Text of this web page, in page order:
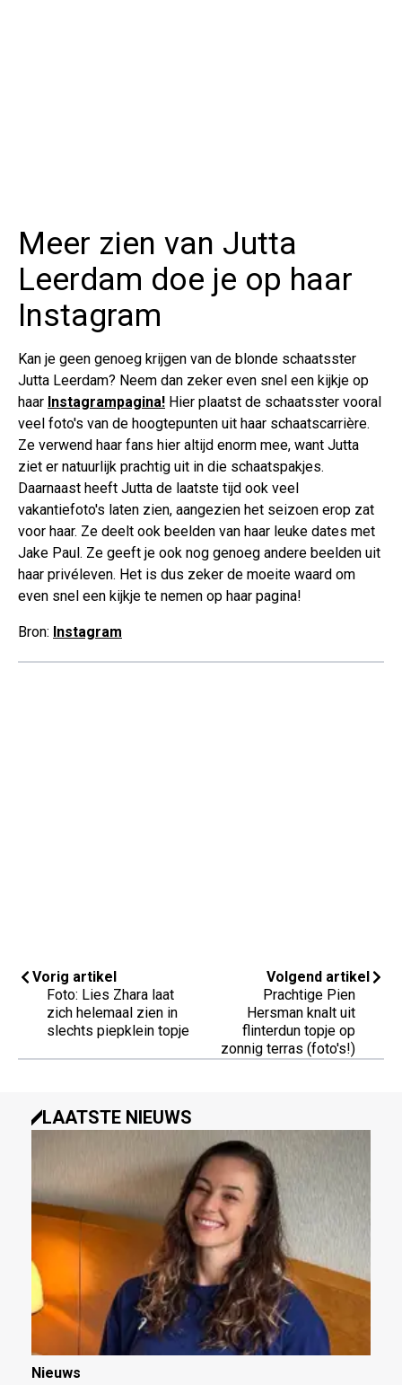
Meer zien van Jutta
Leerdam doe je op haar
Instagram
Kan je geen genoeg krijgen van de blonde schaatsster
Jutta Leerdam? Neem dan zeker even snel een kijkje op
haar Instagrampagina! Hier plaatst de schaatsster vooral
veel foto's van de hoogtepunten uit haar schaatscarrière.
Ze verwend haar fans hier altijd enorm mee, want Jutta
ziet er natuurlijk prachtig uit in die schaatspakjes.
Daarnaast heeft Jutta de laatste tijd ook veel
vakantiefoto's laten zien, aangezien het seizoen erop zat
voor haar. Ze deelt ook beelden van haar leuke dates met
Jake Paul. Ze geeft je ook nog genoeg andere beelden uit
haar privéleven. Het is dus zeker de moeite waard om
even snel een kijkje te nemen op haar pagina!
Bron: Instagram
Vorig artikel
Foto: Lies Zhara laat
zich helemaal zien in
slechts piepklein topje
Volgend artikel
Prachtige Pien
Hersman knalt uit
flinterdun topje op
zonnig terras (foto's!)
LAATSTE NIEUWS
Nieuws